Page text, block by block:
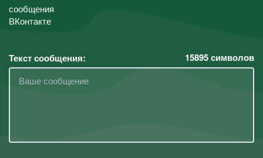
Текст сообщения: 15895символов